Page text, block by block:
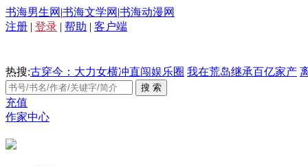
书海男生网 |书海文学网 |书海动漫网
注册 | 登录 | 帮助 | 客户端
热搜:古穿今：大力女横冲直闯娱乐圈 我在荒岛继承百亿家产
充值
作家中心